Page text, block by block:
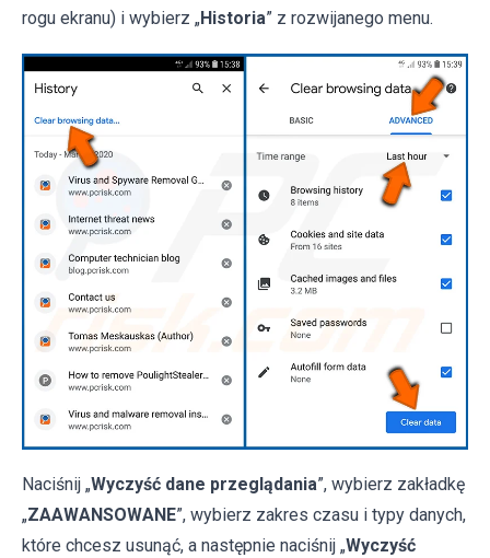
rogu ekranu) i wybierz „Historia” z rozwijanego menu.
Naciśnij „Wyczyść dane przeglądania”, wybierz zakładkę
„ZAAWANSOWANE”, wybierz zakres czasu i typy danych,
które chcesz usunąć, a następnie naciśnij „Wyczyść